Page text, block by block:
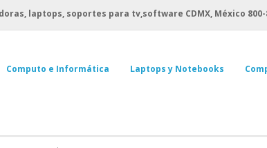
laptops, soportes para tv,software CDMX, México
Computo e Informática Laptops y Notebooks